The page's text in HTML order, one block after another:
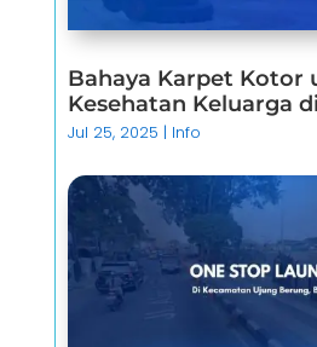
Bahaya Karpet Kotor
Kesehatan Keluarga
Jul 25, 2025 | Info